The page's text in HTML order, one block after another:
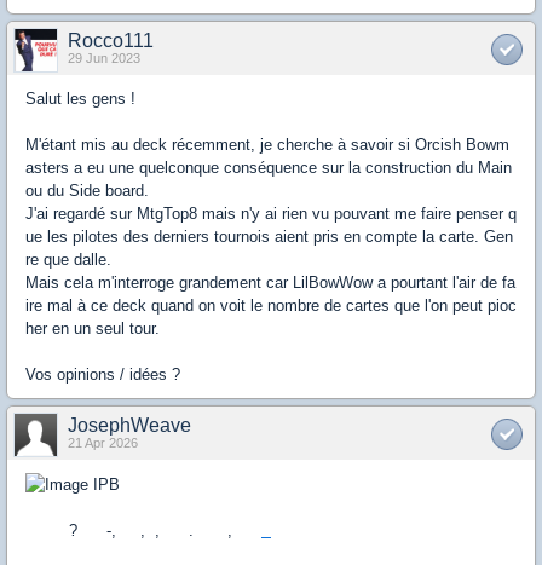
Rocco111
29 Jun 2023
Salut les gens !
M'étant mis au deck récemment, je cherche à savoir si Orcish Bowm
asters a eu une quelconque conséquence sur la construction du Main
ou du Side board.
J'ai regardé sur MtgTop8 mais n'y ai rien vu pouvant me faire penser q
ue les pilotes des derniers tournois aient pris en compte la carte. Gen
re que dalle.
Mais cela m'interroge grandement car LilBowWow a pourtant l'air de fa
ire mal à ce deck quand on voit le nombre de cartes que l'on peut pioc
her en un seul tour.
Vos opinions / idées ?
JosephWeave
21 Apr 2026
? -, , , . ,